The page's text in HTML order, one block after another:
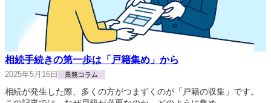
相続手続きの第一歩は「戸籍集め」から
2025年5月16日 業務コラム
相続が発生した際、多くの方がつまずくのが「戸籍の収集」です。